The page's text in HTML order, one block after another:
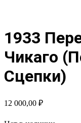
1933
Чикаго
Сцепки)
12 000,00 ₽